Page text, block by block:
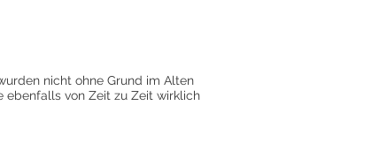
nicht ohne Grund im Alten
ebenfalls von Zeit zu Zeit wirklich